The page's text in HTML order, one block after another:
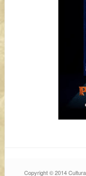
Copyright © 2014